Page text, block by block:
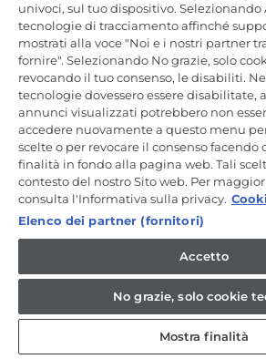
Iscriviti Ora
CANDY HOOVER GROUP S.r.I. - a Socio
Comolli, 57 - 20861 Brugherio (MB) - Italia -
Via Privata Eden Fumagalli snc - 20861
n. 20/A-22 - 20871 Vimercate (MB) - Italia -
+39.039.2086.237 - Capitale sociale €
Fiscale e n. iscr. al Registro Imprese di
04666310158 - P. IVA 00786860965 - Numero
direzione e coordinamento di Candy S.p.A. -
candyhoovergroupsrl@legalmail.it
IT / Italiano
univoci, sul tuo dispositivo.
tecnologie di tracciamento affinché
mostrati alla voce "Noi e i nostri partner
fornire". Selezionando No grazie, solo
revocando il tuo consenso, le disabiliti.
tecnologie dovessero essere disabilitate,
annunci visualizzati potrebbero non
accedere nuovamente a questo menu
scelte o per revocare il consenso facendo
finalità in fondo alla pagina web. Tali
contesto del nostro Sito web. Per
consulta l'Informativa sulla privacy.
Elenco dei partner (fornitori)
Accetto
No grazie, solo cookie
Mostra finalità